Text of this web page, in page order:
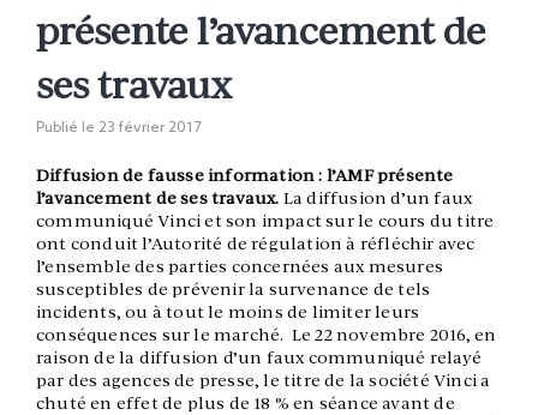
présente l’avancement de
ses travaux
Publié le 23 février 2017
Diffusion de fausse information : l’AMF présente
l’avancement de ses travaux. La diffusion d’un faux
communiqué Vinci et son impact sur le cours du titre
ont conduit l’Autorité de régulation à réfléchir avec
l’ensemble des parties concernées aux mesures
susceptibles de prévenir la survenance de tels
incidents, ou à tout le moins de limiter leurs
conséquences sur le marché. Le 22 novembre 2016, en
raison de la diffusion d’un faux communiqué relayé
par des agences de presse, le titre de la société Vinci a
chuté en effet de plus de 18 % en séance avant de